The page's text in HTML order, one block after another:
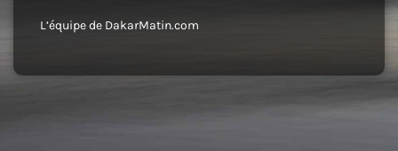
L’équipe de DakarMatin.com